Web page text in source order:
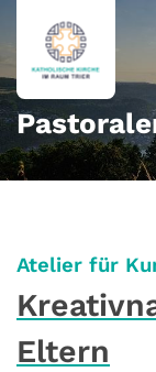
Atelier für
Eltern